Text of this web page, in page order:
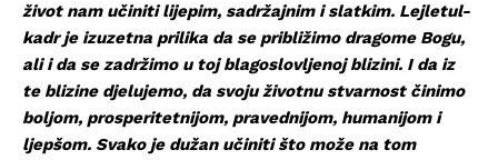
život nam učiniti lijepim, sadržajnim i slatkim. Lejletul-
kadr je izuzetna prilika da se približimo dragome Bogu,
ali i da se zadržimo u toj blagoslovljenoj blizini. I da iz
te blizine djelujemo, da svoju životnu stvarnost činimo
boljom, prosperitetnijom, pravednijom, humanijom i
ljepšom. Svako je dužan učiniti što može na tom